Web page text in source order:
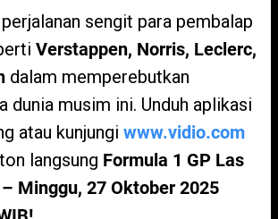
sengit para pembalap
Verstappen, Norris, Leclerc,
dalam memperebutkan
dunia musim ini. Unduh aplikasi
atau kunjungi www.vidio.com
langsung Formula 1 GP Las
Minggu, 27 Oktober 2025